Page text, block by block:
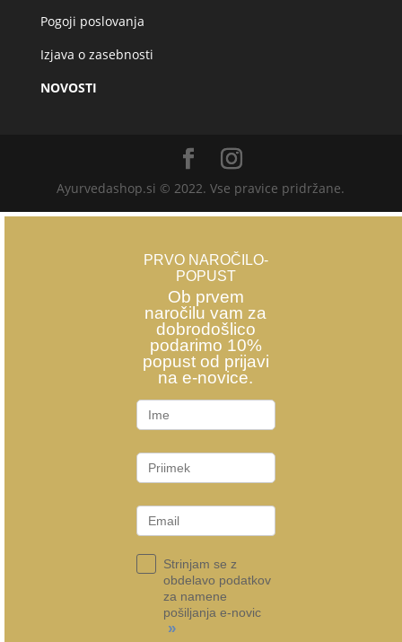
Pogoji poslovanja
Izjava o zasebnosti
NOVOSTI
Ayurvedashop.si © 2022. Vse pravice pridržane.
PRVO NAROČILO-
POPUST
Ob prvem
naročilu vam za
dobrodošlico
podarimo 10%
popust od prijavi
na e-novice.
Strinjam se z
obdelavo podatkov
za namene
pošiljanja e-novic
»